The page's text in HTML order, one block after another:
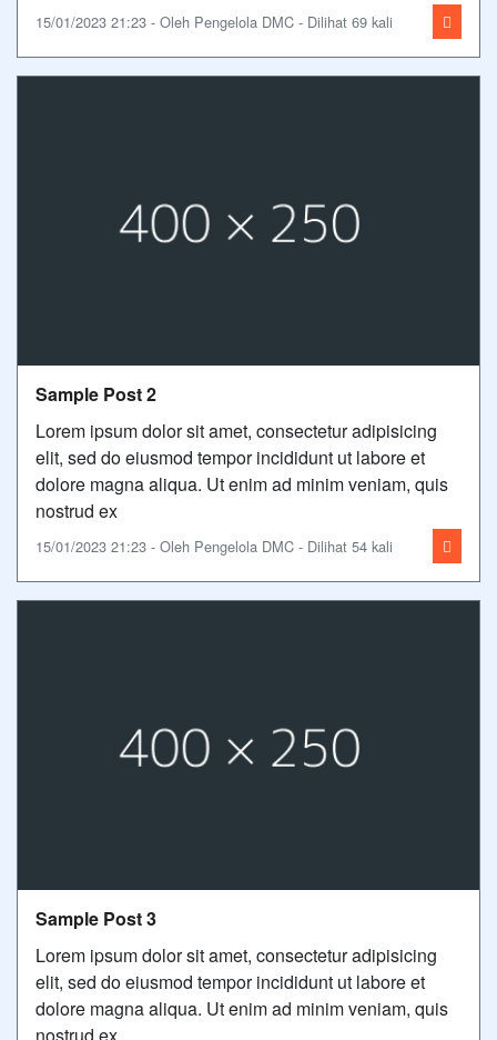
15/01/2023 21:23 - Oleh Pengelola DMC - Dilihat 69 kali
Sample Post 2
Lorem ipsum dolor sit amet, consectetur adipisicing
elit, sed do eiusmod tempor incididunt ut labore et
dolore magna aliqua. Ut enim ad minim veniam, quis
nostrud ex
15/01/2023 21:23 - Oleh Pengelola DMC - Dilihat 54 kali
Sample Post 3
Lorem ipsum dolor sit amet, consectetur adipisicing
elit, sed do eiusmod tempor incididunt ut labore et
dolore magna aliqua. Ut enim ad minim veniam, quis